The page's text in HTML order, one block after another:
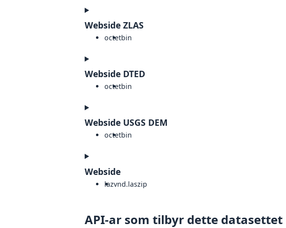
Webside ZLAS
octetbin
Webside DTED
octetbin
Webside USGS DEM
octetbin
Webside
lazvnd.laszip
API-ar som tilbyr dette datasettet